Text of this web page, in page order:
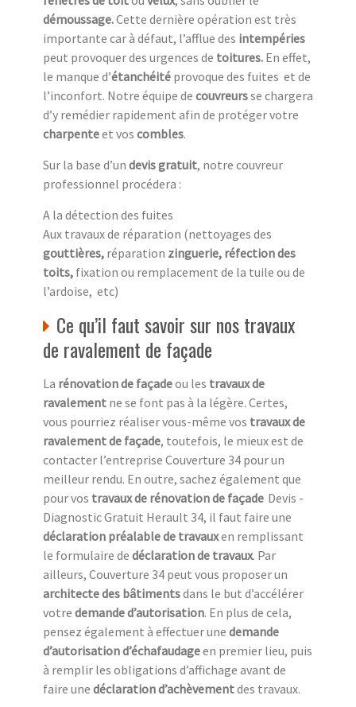
démoussage.Cette dernière opération est très
importante car à défaut, l’afflue des intempéries
peut provoquer des urgences de toitures. En effet,
le manque d’étanchéité provoque des fuites et de
l’inconfort. Notre équipe de couvreursse chargera
d’y remédier rapidement afin de protéger votre
charpenteet vos combles.
Sur la base d’un devis gratuit, notre couvreur
professionnel procédera :
A la détection des fuites
Aux travaux de réparation (nettoyages des
gouttières, réparation zinguerie, réfection des
toits, fixation ou remplacement de la tuile ou de
l’ardoise, etc)
Ce qu’il faut savoir sur nos travaux
de ravalement de façade
La rénovation de façadeou les travaux de
ravalement ne se font pas à la légère. Certes,
vous pourriez réaliser vous-même vos travaux de
ravalement de façade, toutefois, le mieux est de
contacter l’entreprise Couverture 34 pour un
meilleur rendu. En outre, sachez également que
pour vos travaux de rénovation de façade Devis -
Diagnostic Gratuit Herault 34, il faut faire une
déclaration préalable de travauxen remplissant
le formulaire de déclaration de travaux. Par
ailleurs, Couverture 34 peut vous proposer un
architecte des bâtimentsdans le but d’accélérer
votre demande d’autorisation. En plus de cela,
pensez également à effectuer une demande
d’autorisation d’échafaudageen premier lieu, puis
à remplir les obligations d’affichage avant de
faire une déclaration d’achèvementdes travaux.